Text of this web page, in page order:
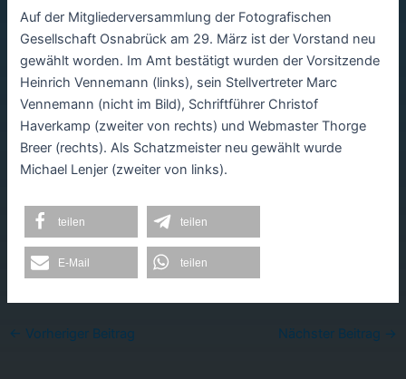
Auf der Mitgliederversammlung der Fotografischen
Gesellschaft Osnabrück am 29. März ist der Vorstand neu
gewählt worden. Im Amt bestätigt wurden der Vorsitzende
Heinrich Vennemann (links), sein Stellvertreter Marc
Vennemann (nicht im Bild), Schriftführer Christof
Haverkamp (zweiter von rechts) und Webmaster Thorge
Breer (rechts). Als Schatzmeister neu gewählt wurde
Michael Lenjer (zweiter von links).
teilen teilen
E-Mail teilen
Post
← Vorheriger Beitrag Nächster Beitrag →